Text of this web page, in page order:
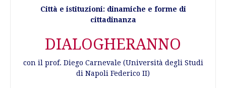
Città e istituzioni: dinamiche e forme di
cittadinanza
DIALOGHERANNO
con il prof. Diego Carnevale (Università degli Studi
di Napoli Federico II)